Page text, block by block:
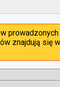
znajdują się